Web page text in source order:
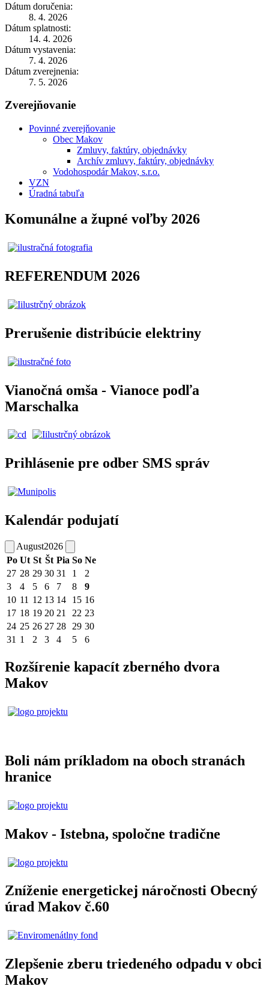
Dátum doručenia:
8. 4. 2026
Dátum splatnosti:
14. 4. 2026
Dátum vystavenia:
7. 4. 2026
Dátum zverejnenia:
7. 5. 2026
Zverejňovanie
Povinné zverejňovanie
Obec Makov
Zmluvy, faktúry, objednávky
Archív zmluvy, faktúry, objednávky
Vodohospodár Makov, s.r.o.
VZN
Úradná tabuľa
Komunálne a župné voľby 2026
REFERENDUM 2026
Prerušenie distribúcie elektriny
Vianočná omša - Vianoce podľa
Marschalka
Prihlásenie pre odber SMS správ
Kalendár podujatí
August2026
Po Ut St Št Pia So Ne
27 28 29 30 31 1
2
3
4 5 6 7 8
9
10 11 12 13 14 15 16
17 18 19 20 21 22 23
24 25 26 27 28 29 30
31 1 2 3 4 5 6
Rozšírenie kapacít zberného dvora
Makov
Boli nám príkladom na oboch stranách
hranice
Makov - Istebna, spoločne tradične
Zníženie energetickej náročnosti Obecný
úrad Makov č.60
Zlepšenie zberu triedeného odpadu v obci
Makov